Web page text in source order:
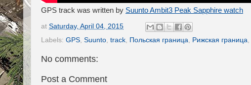
GPS track was written by Suunto Ambit3 Peak Sapphire watch
at Saturday, April 04, 2015
Labels: GPS Suunto track Польская граница Рижская граница
No comments:
Post a Comment